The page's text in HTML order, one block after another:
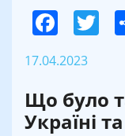
17.04.2023
Що було
Україні